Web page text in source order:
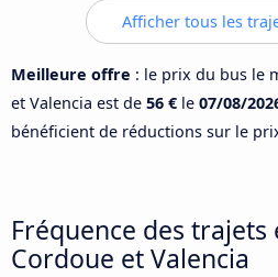
Afficher tous les
Meilleure offre : le prix du bus le
et Valencia est de 56 € le 07/08/
bénéficient de réductions sur le
Fréquence des trajets
Cordoue et Valencia